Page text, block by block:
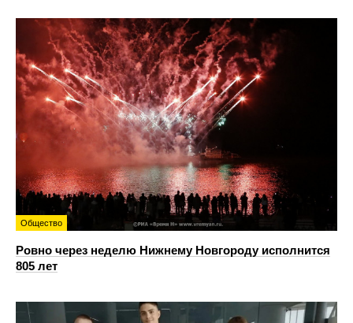
Общество
Ровно через неделю Нижнему Новгороду исполнится
805 лет